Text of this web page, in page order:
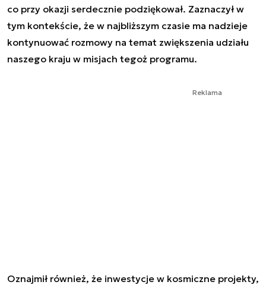
co przy okazji serdecznie podziękował. Zaznaczył w
tym kontekście, że w najbliższym czasie ma nadzieje
kontynuować rozmowy na temat zwiększenia udziału
naszego kraju w misjach tegoż programu.
Reklama
Oznajmił również, że inwestycje w kosmiczne projekty,